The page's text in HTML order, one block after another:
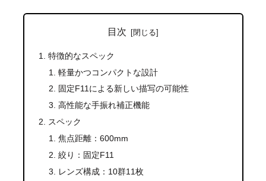
目次
特徴的なスペック
軽量かつコンパクトな設計
固定F11による新しい描写の可能性
高性能な手振れ補正機能
スペック
焦点距離：600mm
絞り：固定F11
レンズ構成：10群11枚